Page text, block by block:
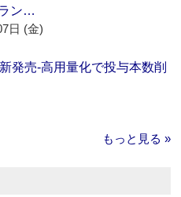
ン…
日 (金)
発売‐高用量化で投与本数削
もっと見る »